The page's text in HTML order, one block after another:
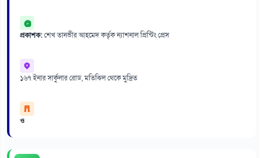
প্রকাশক:শেখ তানভীর আহমেদ কর্তৃক ন্যাশনাল প্রিন্টিং প্রেস
১৬৭ ইনার সার্কুলার রোড, মতিঝিল থেকে মুদ্রিত
ও